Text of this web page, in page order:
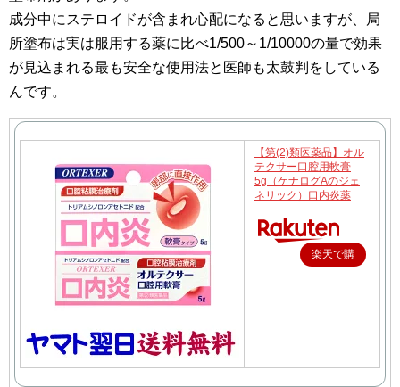
成分中にステロイドが含まれ心配になると思いますが、局
所塗布は実は服用する薬に比べ1/500～1/10000の量で効果
が見込まれる最も安全な使用法と医師も太鼓判をしている
んです。
【第(2)類医薬品】オル
テクサー口腔用軟膏
5g（ケナログAのジェ
ネリック）口内炎薬
楽天で購